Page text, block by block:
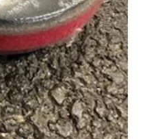
Trapez